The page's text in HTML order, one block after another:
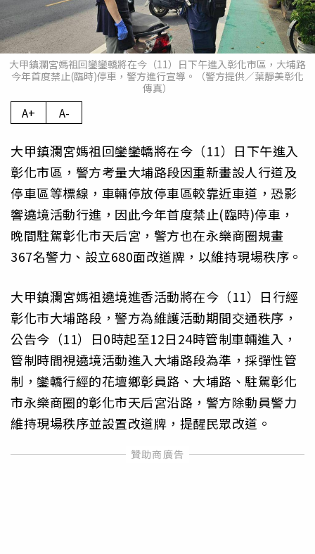
大甲鎮瀾宮媽祖回鑾鑾轎將在今（11）日下午進入彰化市區，大埔路
今年首度禁止(臨時)停車，警方進行宣導。（警方提供／葉靜美彰化
傳真）
A+ A-
大甲鎮瀾宮媽祖回鑾鑾轎將在今（11）日下午進入
彰化市區，警方考量大埔路段因重新畫設人行道及
停車區等標線，車輛停放停車區較靠近車道，恐影
響遶境活動行進，因此今年首度禁止(臨時)停車，
晚間駐駕彰化市天后宮，警方也在永樂商圈規畫
367名警力、設立680面改道牌，以維持現場秩序。
大甲鎮瀾宮媽祖遶境進香活動將在今（11）日行經
彰化市大埔路段，警方為維護活動期間交通秩序，
公告今（11）日0時起至12日24時管制車輛進入，
管制時間視遶境活動進入大埔路段為準，採彈性管
制，鑾轎行經的花壇鄉彰員路、大埔路、駐駕彰化
市永樂商圈的彰化市天后宮沿路，警方除動員警力
維持現場秩序並設置改道牌，提醒民眾改道。